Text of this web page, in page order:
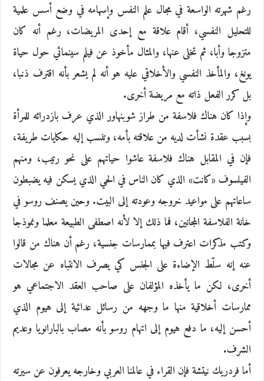
رغم شهرته الواسعة في مجال علم النفس وإسهامه في وضع أسس علمية
للتحليل النفسي، أقام علاقة مع إحدى المريضات، رغم أنه كان
متزوجا وأبا، ثم تخلى عنها، والمثال مأخوذ عن فيلم سينمائي حول حياة
يونغ، والمأخذ النفسي والأخلاقي عليه هو أنه لم يشعر بأنه اقترف ذنبا،
بل كرر الفعل ذاته مع مريضة أخرى.
وإذا كان هناك فلاسفة من طراز شوبنهاور الذي عرف بازدرائه للمرأة
بسبب عقدة نشأت لديه من علاقته بأمه، وتنسب إليه حكايات طريفة،
فإن في المقابل هناك فلاسفة عاشوا حياتهم على نحو رتيب، ومنهم
الفيلسوف «كانت» الذي كان الناس في الحي الذي يسكن فيه يضبطون
ساعاتهم على مواعيد خروجه وعودته إلى البيت. وحين يصنف روسو في
خانة الفلاسفة المجانين، فما ذلك إلا لأنه اصطفى الطبيعة معلما ونموذجا
وكتب مذكرات اعترف فيها بممارسات جنسية، رغم أن هناك من قالوا
عنه إنه سلّط الإضاءة على الجنس كي يصرف الانتباه عن مجالات
أخرى، لكن ما يأخذه المؤلفان على صاحب العقد الاجتماعي هو
ممارسات أخلاقية منها ما وجهه من رسائل عدائية إلى هيوم الذي
أحسن إليه، ما دفع هيوم إلى اتهام روسو بأنه مصاب بالبارانويا وعديم
الشرف.
أما فردريك نيتشة فإن القراء في عالمنا العربي وخارجه يعرفون عن سيرته